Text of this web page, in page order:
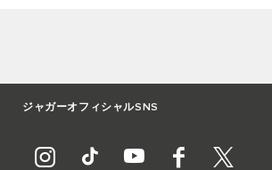
ジャガーオフィシャルSNS